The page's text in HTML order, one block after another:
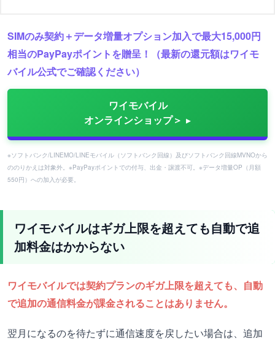
SIMのみ契約＋データ増量オプション加入で最大15,000円
相当のPayPayポイントを贈呈！（最新の還元額はワイモ
バイル公式でご確認ください）
ワイモバイル
オンラインショップ＞
※ソフトバンク/LINEMO/LINEモバイル（ソフトバンク回線）及びソフトバンク回線MVNOから
ののりかえは対象外。※PayPayポイントでの付与、出金・譲渡不可。※データ増量OP（月額
550円）への加入が必要。
ワイモバイルはギガ上限を超えても自動で追
加料金はかからない
ワイモバイルでは契約プランのギガ上限を超えても、自動
で追加の通信料金が課金されることはありません。
翌月になるのを待たずに通信速度を戻したい場合は、追加